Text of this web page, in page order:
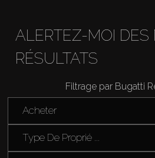
Agents
About Us
ALERTEZ-MOI
RÉSULTATS
Filtrage par Bugatti
Acheter
Type De Proprié ...